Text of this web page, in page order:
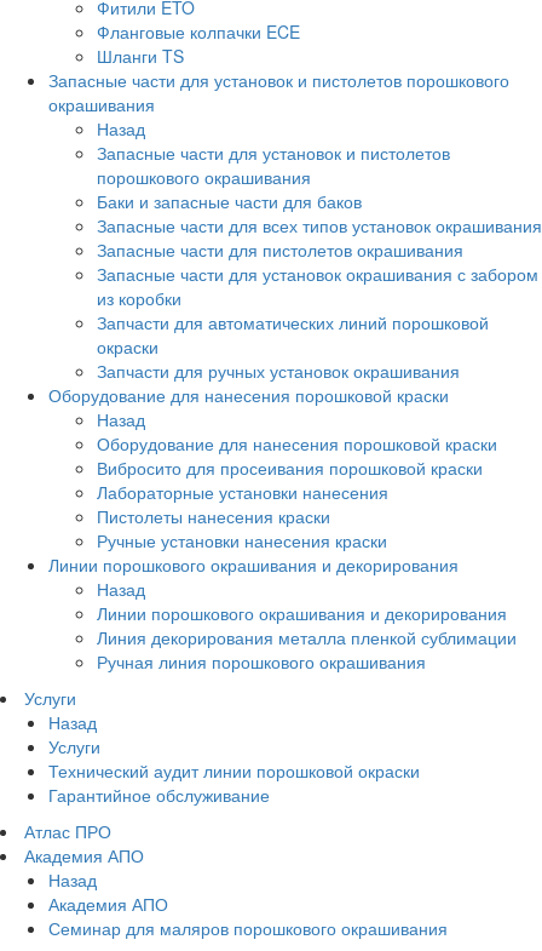
Фитили ETO
Фланговые колпачки ECE
Шланги TS
Запасные части для установок и пистолетов порошкового
окрашивания
Назад
Запасные части для установок и пистолетов
порошкового окрашивания
Баки и запасные части для баков
Запасные части для всех типов установок окрашивания
Запасные части для пистолетов окрашивания
Запасные части для установок окрашивания с забором
из коробки
Запчасти для автоматических линий порошковой
окраски
Запчасти для ручных установок окрашивания
Оборудование для нанесения порошковой краски
Назад
Оборудование для нанесения порошковой краски
Вибросито для просеивания порошковой краски
Лабораторные установки нанесения
Пистолеты нанесения краски
Ручные установки нанесения краски
Линии порошкового окрашивания и декорирования
Назад
Линии порошкового окрашивания и декорирования
Линия декорирования металла пленкой сублимации
Ручная линия порошкового окрашивания
Услуги
Назад
Услуги
Технический аудит линии порошковой окраски
Гарантийное обслуживание
Атлас ПРО
Академия АПО
Назад
Академия АПО
Семинар для маляров порошкового окрашивания